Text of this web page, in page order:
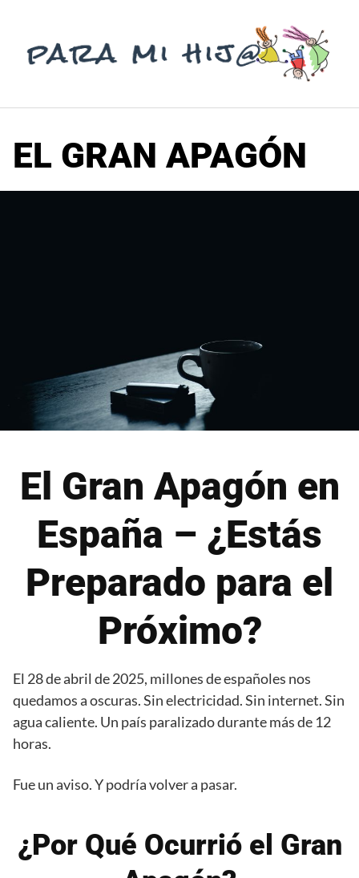
contenido
EL GRAN APAGÓN
El Gran Apagón en
España – ¿Estás
Preparado para el
Próximo?
El 28 de abril de 2025, millones de españoles nos
quedamos a oscuras. Sin electricidad. Sin internet. Sin
agua caliente. Un país paralizado durante más de 12
horas.
Fue un aviso. Y podría volver a pasar.
¿Por Qué Ocurrió el Gran